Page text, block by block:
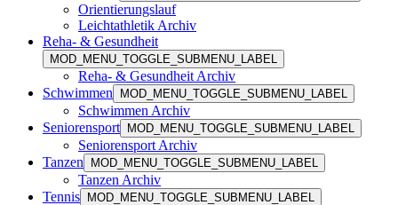
Orientierungslauf
Leichtathletik Archiv
Reha- & Gesundheit
MOD_MENU_TOGGLE_SUBMENU_LABEL
Reha- & Gesundheit Archiv
Schwimmen
MOD_MENU_TOGGLE_SUBMENU_LABEL
Schwimmen Archiv
Seniorensport
MOD_MENU_TOGGLE_SUBMENU_LABEL
Seniorensport Archiv
Tanzen
MOD_MENU_TOGGLE_SUBMENU_LABEL
Tanzen Archiv
Tennis
MOD_MENU_TOGGLE_SUBMENU_LABEL